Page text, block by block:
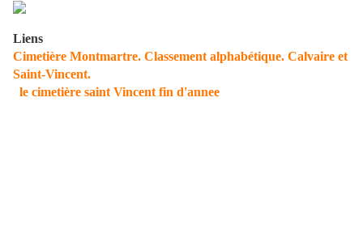
Liens
Cimetière Montmartre. Classement alphabétique. Calvaire et
Saint-Vincent.
le cimetière saint Vincent fin d'annee